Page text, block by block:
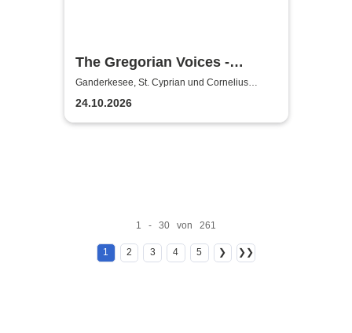
The Gregorian Voices -
Gregorianik zur
Weihnachtszeit
Ganderkesee, St. Cyprian und Cornelius
Kirche
24.10.2026
1 - 30 von 261
1 2 3 4 5 ❯ ❯❯